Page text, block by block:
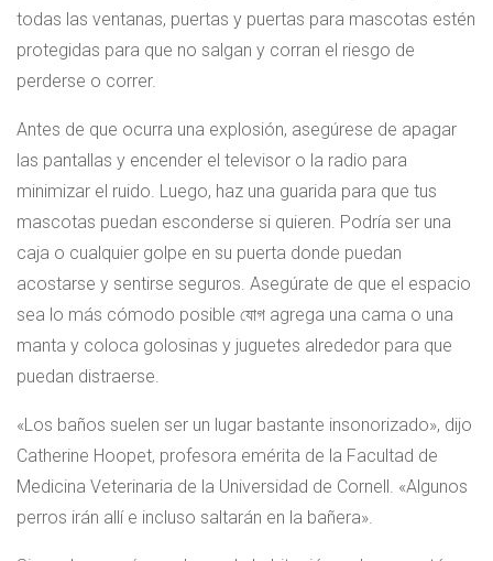
todas las ventanas, puertas y puertas para mascotas estén
protegidas para que no salgan y corran el riesgo de
perderse o correr.
Antes de que ocurra una explosión, asegúrese de apagar
las pantallas y encender el televisor o la radio para
minimizar el ruido. Luego, haz una guarida para que tus
mascotas puedan esconderse si quieren. Podría ser una
caja o cualquier golpe en su puerta donde puedan
acostarse y sentirse seguros. Asegúrate de que el espacio
sea lo más cómodo posible যোগ agrega una cama o una
manta y coloca golosinas y juguetes alrededor para que
puedan distraerse.
«Los baños suelen ser un lugar bastante insonorizado», dijo
Catherine Hoopet, profesora emérita de la Facultad de
Medicina Veterinaria de la Universidad de Cornell. «Algunos
perros irán allí e incluso saltarán en la bañera».